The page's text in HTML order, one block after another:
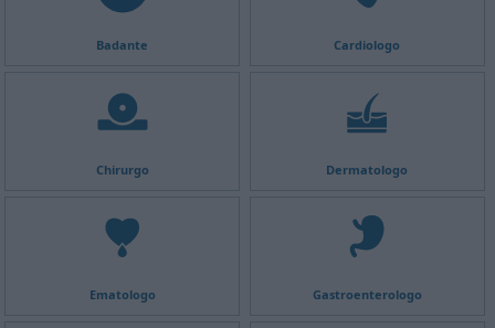
Badante Cardiologo
Chirurgo Dermatologo
Ematologo Gastroenterologo